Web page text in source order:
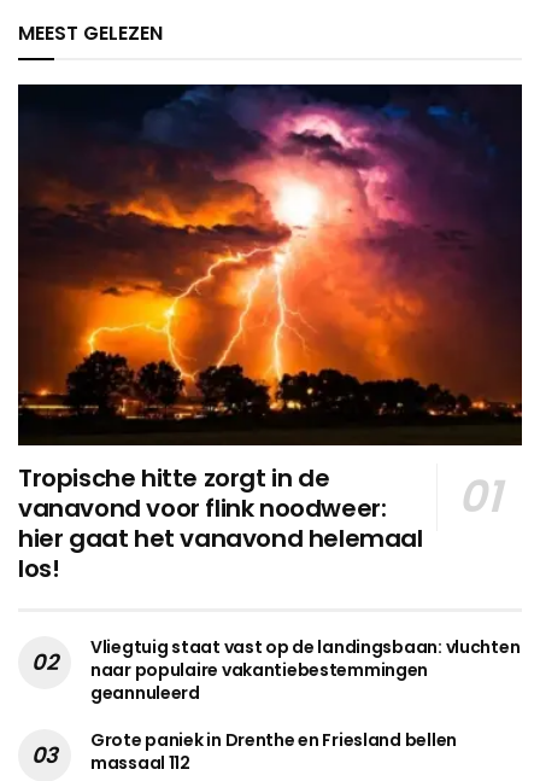
MEEST GELEZEN
Tropische hitte zorgt in de
vanavond voor flink noodweer:
hier gaat het vanavond helemaal
los!
Vliegtuig staat vast op de landingsbaan: vluchten
naar populaire vakantiebestemmingen
geannuleerd
Grote paniek in Drenthe en Friesland bellen
massaal 112